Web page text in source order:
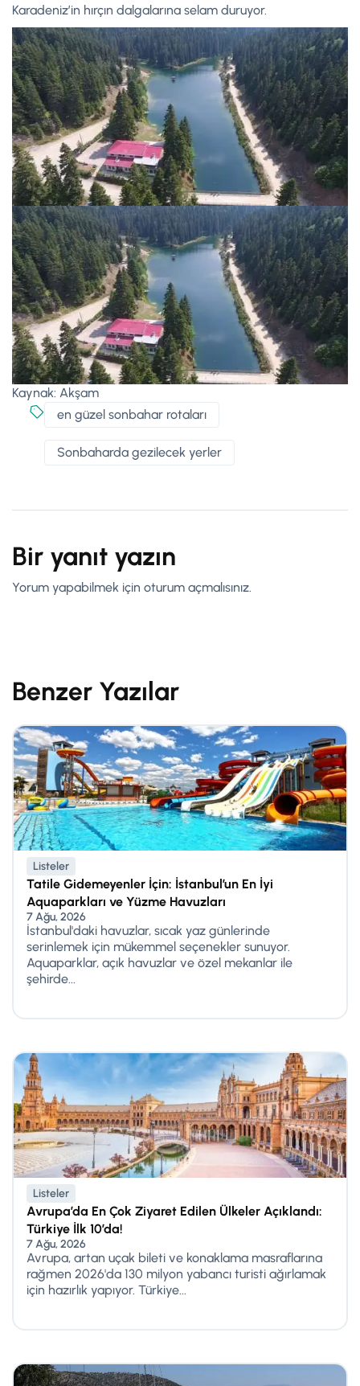
Karadeniz’in hırçın dalgalarına selam duruyor.
Kaynak: Akşam
en güzel sonbahar rotaları
Sonbaharda gezilecek yerler
Bir yanıt yazın
Yorum yapabilmek için oturum açmalısınız.
Benzer Yazılar
Listeler
Tatile Gidemeyenler İçin: İstanbul’un En İyi
Aquaparkları ve Yüzme Havuzları
7 Ağu, 2026
İstanbul'daki havuzlar, sıcak yaz günlerinde
serinlemek için mükemmel seçenekler sunuyor.
Aquaparklar, açık havuzlar ve özel mekanlar ile
şehirde...
Listeler
Avrupa’da En Çok Ziyaret Edilen Ülkeler Açıklandı:
Türkiye İlk 10’da!
7 Ağu, 2026
Avrupa, artan uçak bileti ve konaklama masraflarına
rağmen 2026'da 130 milyon yabancı turisti ağırlamak
için hazırlık yapıyor. Türkiye...